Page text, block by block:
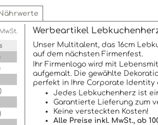
Werbeartikel
Unser Multitalent, das 16cm
auf dem nächsten Firmenfest.
Ihr Firmenlogo wird mit
aufgemalt. Die gewählte
perfekt in Ihre Corporate Identity
Jedes Lebkuchenherz ist
Garantierte Lieferung zum
Keine versteckten Kosten!
Alle Preise inkl. MwSt., ab